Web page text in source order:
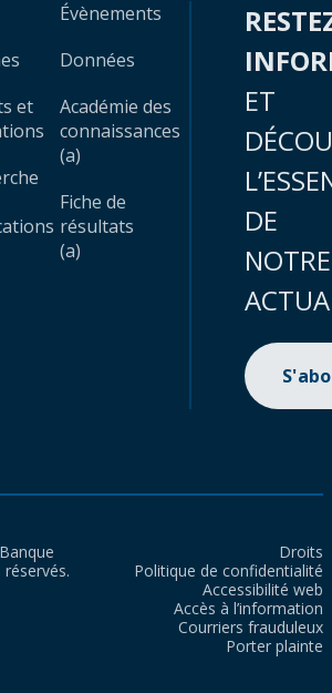
et
Évènements
Données
Académie des
connaissances
(a)
Fiche de
résultats
(a)
ET
DE
NOTRE
Droits
Politique de confidentialité
Accessibilité web
Accès à l’information
Courriers frauduleux
Porter plainte